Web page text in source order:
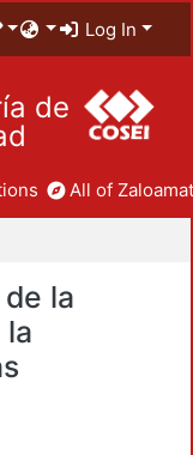
Log In
de
All of
la